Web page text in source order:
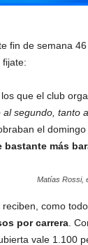
fin de semana
que el club
segundo, tanto
el
bastante más
Matías Rossi,
como
por carrera.
vale 1.100